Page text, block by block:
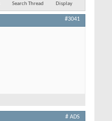
Search Thread Display
#3041
# ADS